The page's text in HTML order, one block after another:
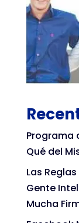
Programa
Qué del
Las
Gente
Mucha